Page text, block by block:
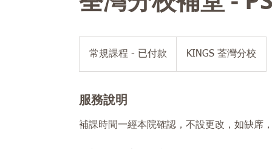
款
常規課程 - 已付款 KINGS 荃灣分校
服務說明
補課時間一經本院確認，不設更改，如缺席